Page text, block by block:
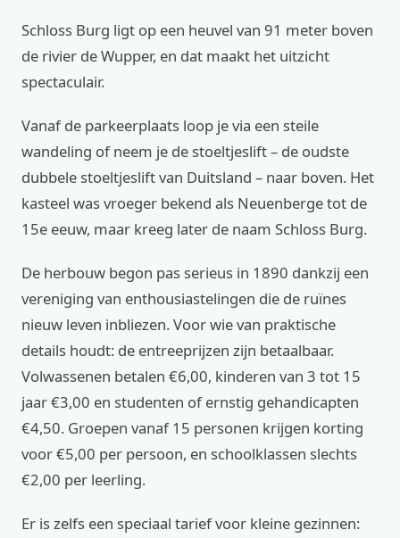
Schloss Burg ligt op een heuvel van 91 meter boven
de rivier de Wupper, en dat maakt het uitzicht
spectaculair.
Vanaf de parkeerplaats loop je via een steile
wandeling of neem je de stoeltjeslift – de oudste
dubbele stoeltjeslift van Duitsland – naar boven. Het
kasteel was vroeger bekend als Neuenberge tot de
15e eeuw, maar kreeg later de naam Schloss Burg.
De herbouw begon pas serieus in 1890 dankzij een
vereniging van enthousiastelingen die de ruïnes
nieuw leven inbliezen. Voor wie van praktische
details houdt: de entreeprijzen zijn betaalbaar.
Volwassenen betalen €6,00, kinderen van 3 tot 15
jaar €3,00 en studenten of ernstig gehandicapten
€4,50. Groepen vanaf 15 personen krijgen korting
voor €5,00 per persoon, en schoolklassen slechts
€2,00 per leerling.
Er is zelfs een speciaal tarief voor kleine gezinnen: